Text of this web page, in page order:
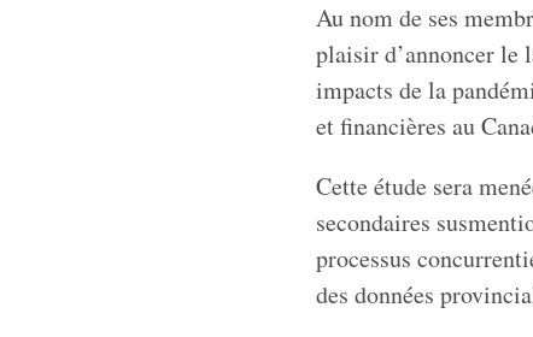
Au nom de ses
plaisir d’annoncer le
impacts de la
et financières au
Cette étude sera
secondaires
processus
des données